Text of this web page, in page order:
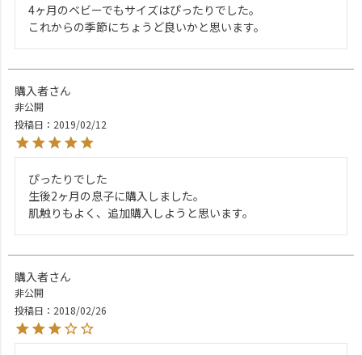
4ヶ月のベビーでもサイズはぴったりでした。
これからの季節にちょうど良いかと思います。
購入者
非公開
投稿日
2019/02/12
ぴったりでした
生後2ヶ月の息子に購入しました。
購入者
非公開
投稿日
2018/02/26